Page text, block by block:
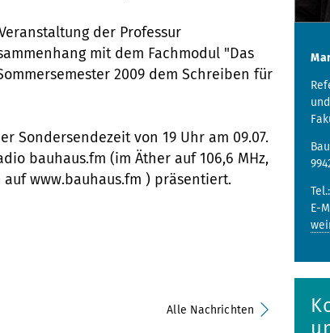
der Professur
mit dem Fachmodul "Das
2009 dem Schreiben für
Sondersendezeit von 19 Uhr am 09.07.
bauhaus.fm (im Äther auf 106,6 MHz,
auf www.bauhaus.fm ) präsentiert.
Alle Nachrichten
Tel.:
E-